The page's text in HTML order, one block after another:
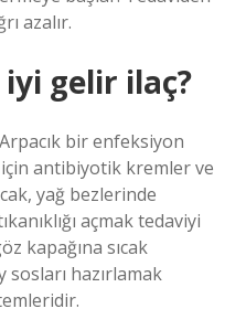
azalır.
iyi gelir ilaç?
bir enfeksiyon
antibiyotik kremler ve
yağ bezlerinde
açmak tedaviyi
kapağına sıcak
hazırlamak